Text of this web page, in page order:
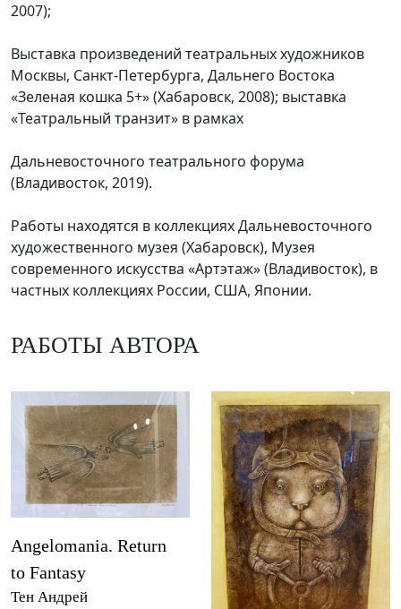
2007);
Выставка произведений театральных художников
Москвы, Санкт-Петербурга, Дальнего Востока
«Зеленая кошка 5+» (Хабаровск, 2008); выставка
«Театральный транзит» в рамках
Дальневосточного театрального форума
(Владивосток, 2019).
Работы находятся в коллекциях Дальневосточного
художественного музея (Хабаровск), Музея
современного искусства «Артэтаж» (Владивосток), в
частных коллекциях России, США, Японии.
РАБОТЫ АВТОРА
Angelomania. Return
to Fantasy
Тен Андрей